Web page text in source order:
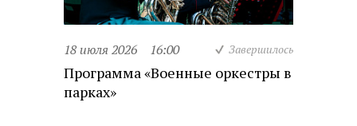
18 июля 2026 16:00 Завершилось
Программа «Военные оркестры в
парках»